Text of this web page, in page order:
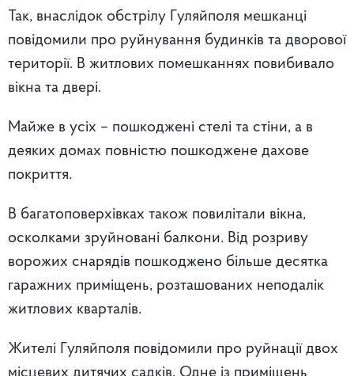
Так, внаслідок обстрілу Гуляйполя мешканці
повідомили про руйнування будинків та дворової
території. В житлових помешканнях повибивало
вікна та двері.
Майже в усіх – пошкоджені стелі та стіни, а в
деяких домах повністю пошкоджене дахове
покриття.
В багатоповерхівках також повилітали вікна,
осколками зруйновані балкони. Від розриву
ворожих снарядів пошкоджено більше десятка
гаражних приміщень, розташованих неподалік
житлових кварталів.
Жителі Гуляйполя повідомили про руйнації двох
місцевих дитячих садків. Одне із приміщень